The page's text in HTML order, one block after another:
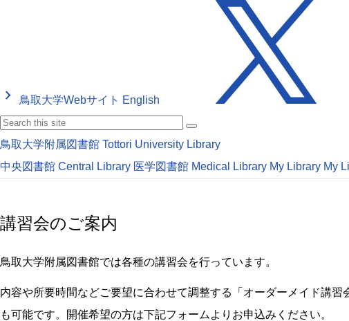
keyboard_arrow_right 鳥取大学Webサイト English
鳥取大学附属図書館 Tottori University Library
中央図書館 Central Library 医学図書館 Medical Library My Library My
講習会のご案内
鳥取大学附属図書館では各種の講習会を行っています。
内容や所要時間などご要望に合わせて調整する「オーダーメイド講
も可能です。開催希望の方は下記フォームよりお申込みください。